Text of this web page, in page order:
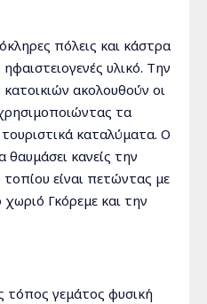
πόλεις και κάστρα
υλικό. Την
ακολουθούν οι
τα
καταλύματα. Ο
κανείς την
είναι πετώντας με
Γκόρεμε και την
τόπος γεμάτος φυσική